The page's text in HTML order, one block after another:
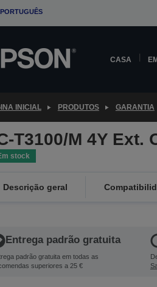
PORTUGUÊS
CASA
INICIAL PRODUTOS GARANTIA
T3100/M 4Y Ext.
stock
Descrição geral
Entrega padrão gratuita
padrão gratuita em todas as
superiores a 25 €